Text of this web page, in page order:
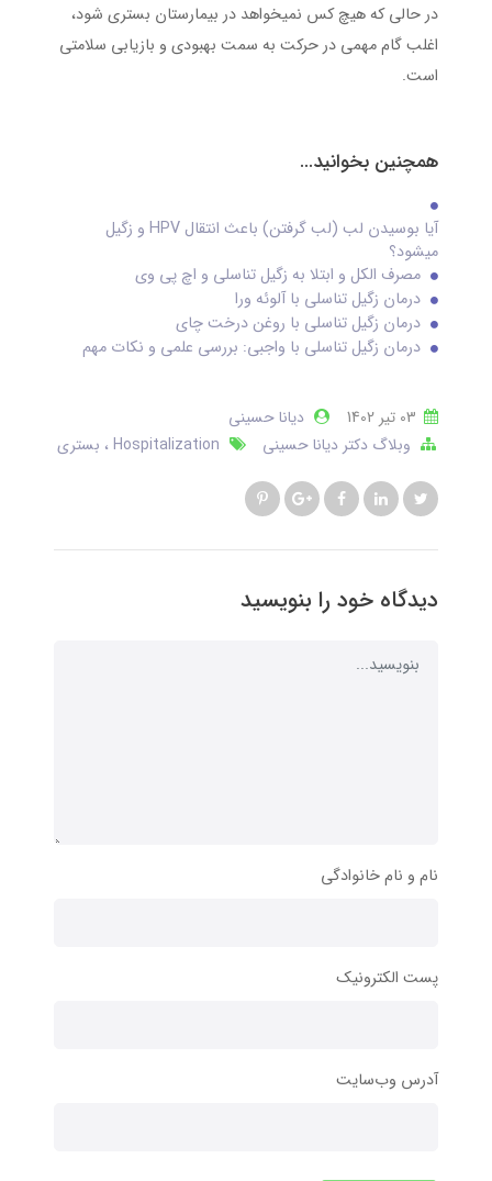
در حالی که هیچ کس نمیخواهد در بیمارستان بستری شود،
اغلب گام مهمی در حرکت به سمت بهبودی و بازیابی سلامتی
است.
همچنین بخوانید...
آیا بوسیدن لب (لب گرفتن) باعث انتقال HPV و زگیل
میشود؟
مصرف الکل و ابتلا به زگیل تناسلی و اچ پی وی
درمان زگیل تناسلی با آلوئه ورا
درمان زگیل تناسلی با روغن درخت چای
درمان زگیل تناسلی با واجبی: بررسی علمی و نکات مهم
دیانا حسینی
وبلاگ دکتر دیانا حسینی
Hospitalization بستری
دیدگاه خود را بنویسید
نام و نام خانوادگی
پست الکترونیک
آدرس وب‌سایت